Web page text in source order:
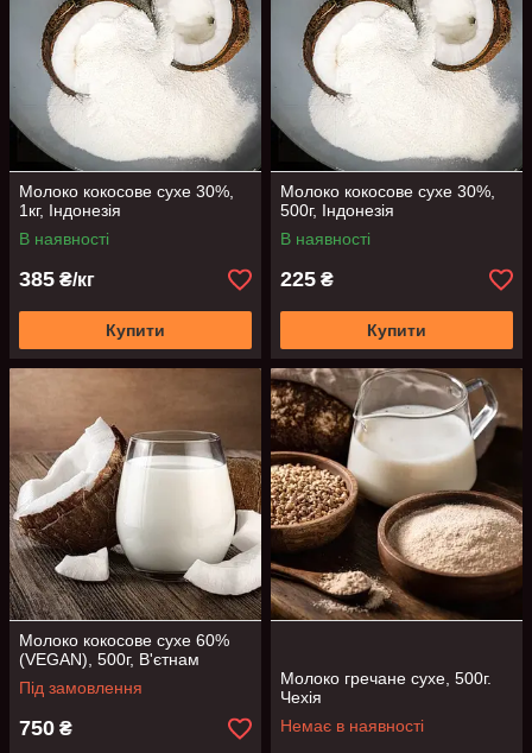
Молоко кокосове сухе 30%,
1кг, Індонезія
В наявності
385 ₴/кг
Купити
Молоко кокосове сухе 30%,
500г, Індонезія
В наявності
225 ₴
Купити
Молоко кокосове сухе 60%
(VEGAN), 500г, В'єтнам
Під замовлення
750 ₴
Молоко гречане сухе, 500г.
Чехія
Немає в наявності